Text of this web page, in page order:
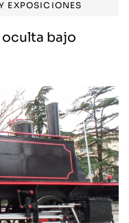
EXPOSICIONES
oculta bajo